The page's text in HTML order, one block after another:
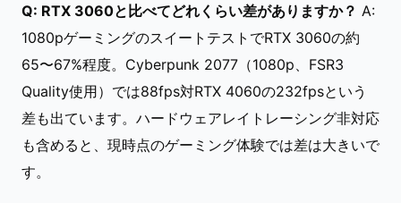
Q: RTX 3060と比べてどれくらい差がありますか？ A:
1080pゲーミングのスイートテストでRTX 3060の約
65〜67%程度。Cyberpunk 2077（1080p、FSR3
Quality使用）では88fps対RTX 4060の232fpsという
差も出ています。ハードウェアレイトレーシング非対応
も含めると、現時点のゲーミング体験では差は大きいで
す。